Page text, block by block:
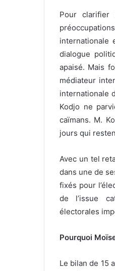
Pour
internationale
dialogue
apaisé. Mais
médiateur
internationale
Kodjo ne
caïmans. M.
jours qui
Avec un tel
dans une de
fixés pour
de l’issue
électorales
Pourquoi
Le bilan de 15